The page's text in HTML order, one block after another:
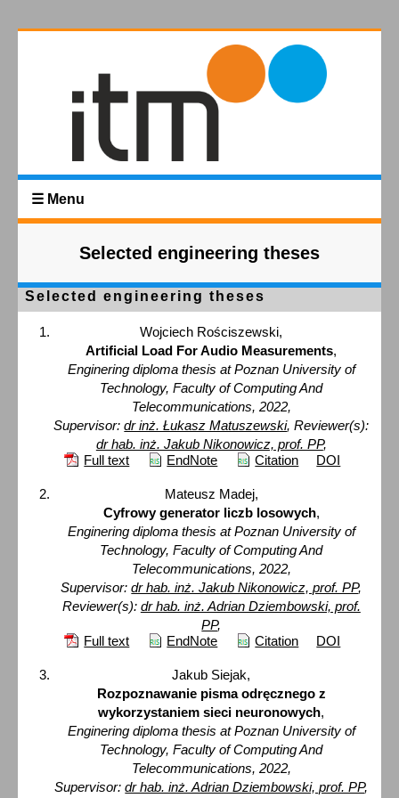
☰ Menu
Selected engineering theses
Selected engineering theses
Wojciech Rościszewski,
Artificial Load For Audio Measurements,
Enginering diploma thesis at Poznan University of
Technology, Faculty of Computing And
Telecommunications, 2022,
Supervisor:dr inż. Łukasz Matuszewski,Reviewer(s):
dr hab. inż. Jakub Nikonowicz, prof. PP,
Full text
EndNote Citation DOI
Mateusz Madej,
Cyfrowy generator liczb losowych,
Enginering diploma thesis at Poznan University of
Technology, Faculty of Computing And
Telecommunications, 2022,
Supervisor:dr hab. inż. Jakub Nikonowicz, prof. PP,
Reviewer(s): dr hab. inż. Adrian Dziembowski, prof.
PP,
Full text
EndNote Citation DOI
Jakub Siejak,
Rozpoznawanie pisma odręcznego z
wykorzystaniem sieci neuronowych,
Enginering diploma thesis at Poznan University of
Technology, Faculty of Computing And
Telecommunications, 2022,
Supervisor:dr hab. inż. Adrian Dziembowski, prof. PP,